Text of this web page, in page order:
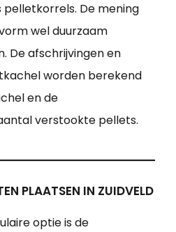
De mening
wel duurzaam
De afschrijvingen en
worden berekend
en de
verstookte pellets.
PLAATSEN IN ZUIDVELD
optie is de